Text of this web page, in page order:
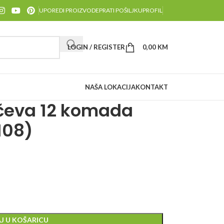
UPOREDI PROIZVODEPRATI POŠILJKUPROFIL
LOGIN / REGISTER 0,00 KM
NAŠA LOKACIJAKONTAKT
12 komada
U KOŠARICU